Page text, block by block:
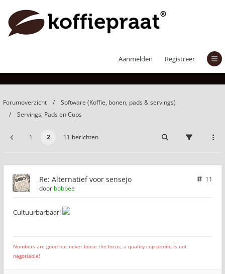
Aanmelden Registreer
Alternatief voor sensejo
Forumoverzicht
Software (Koffie, bonen, pads & servings)
Servings, Pads en Cups
1 2 11 berichten
Re: Alternatief voor sensejo
11
door bobbee
Cultuurbarbaar!
Numbers are good but never loose the focus, a quality cup profile is not
negotiable!